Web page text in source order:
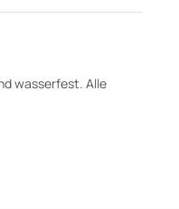
wasserfest. Alle